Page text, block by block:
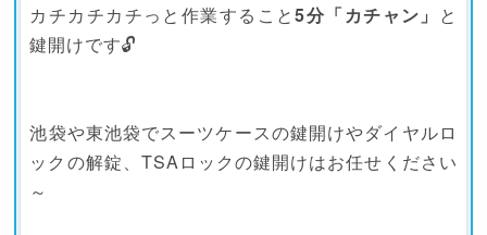
カチカチカチっと作業すること5分「カチャン」 と
鍵開けです🔓
池袋や東池袋でスーツケースの鍵開けやダイヤルロ
ックの解錠、TSAロックの鍵開けはお任せください
～